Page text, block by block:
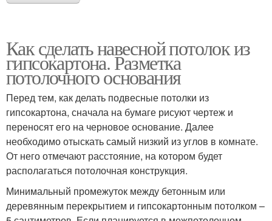
Как сделать навесной потолок из
гипсокартона. Разметка
потолочного основания
Перед тем, как делать подвесные потолки из
гипсокартона, сначала на бумаге рисуют чертеж и
переносят его на черновое основание. Далее
необходимо отыскать самый низкий из углов в комнате.
От него отмечают расстояние, на котором будет
располагаться потолочная конструкция.
Минимальный промежуток между бетонным или
деревянным перекрытием и гипсокартонным потолком –